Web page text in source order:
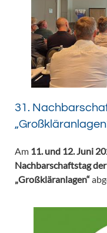
31.
Am 11. und 12. Juni
Nachbarschaftstag
„Großkläranlagen“